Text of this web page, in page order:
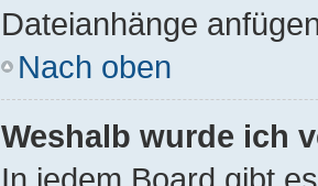
Dateianhänge
Nach oben
Weshalb wurde ich